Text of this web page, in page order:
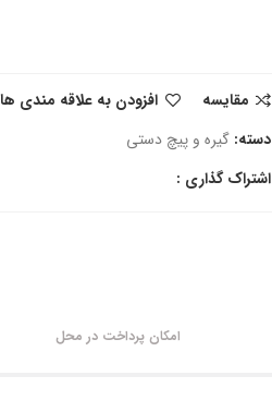
مقایسه
افزودن به علاقه مندی ها
دسته: گیره و پیچ دستی
اشتراک گذاری :
امکان پرداخت در محل